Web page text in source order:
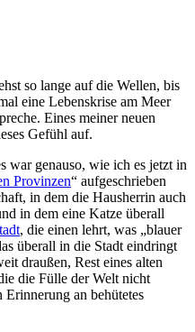
so lange auf die Wellen, bis
eine Lebenskrise am Meer
Eines meiner neuen
Gefühl auf.
war genauso, wie ich es jetzt in
Provinzen“ aufgeschrieben
in dem die Hausherrin auch
in dem eine Katze überall
, die einen lehrt, was „blauer
überall in die Stadt eindringt
draußen, Rest eines alten
die Fülle der Welt nicht
an behütetes